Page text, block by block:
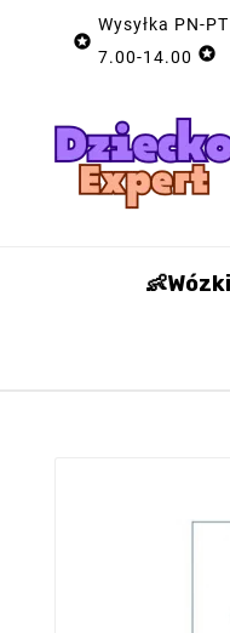

Wysyłka PN-
7.00-14.00 